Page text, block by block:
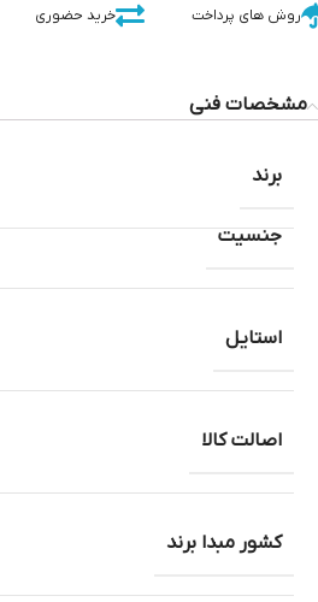
روش های پرداخت خرید حضوری
مشخصات فنی
جنسیت
استایل
اصالت کالا
کشور مبدا برند
برند